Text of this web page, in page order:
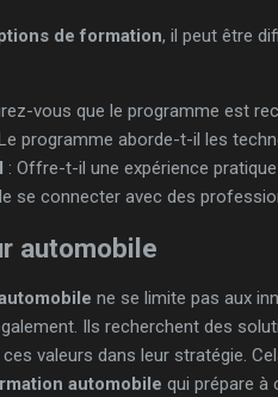
de formation, il peut être
vous que le programme est
programme aborde-t-il les
: Offre-t-il une expérience
se connecter avec des
automobile
ne se limite pas aux
Ils recherchent des
valeurs dans leur stratégie.
automobile qui prépare à